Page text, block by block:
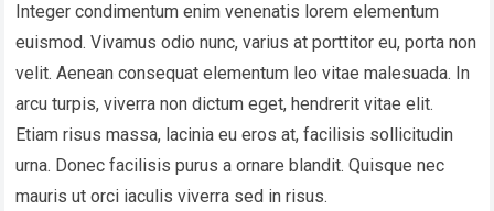
Integer condimentum enim venenatis lorem elementum
euismod. Vivamus odio nunc, varius at porttitor eu, porta non
velit. Aenean consequat elementum leo vitae malesuada. In
arcu turpis, viverra non dictum eget, hendrerit vitae elit.
Etiam risus massa, lacinia eu eros at, facilisis sollicitudin
urna. Donec facilisis purus a ornare blandit. Quisque nec
mauris ut orci iaculis viverra sed in risus.